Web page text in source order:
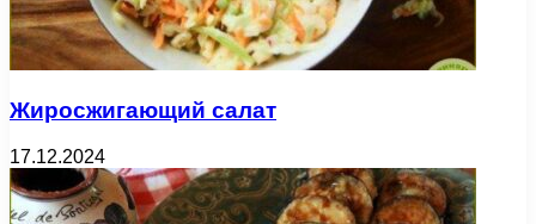
Жиросжигающий салат
17.12.2024